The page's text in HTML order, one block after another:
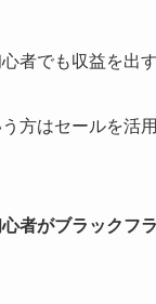
者でも収益を出
方はセールを活
者がブラックフ